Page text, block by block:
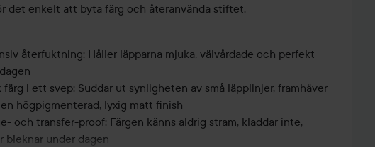
det enkelt att byta färg och återanvända stiftet.
återfuktning: Håller läpparna mjuka, välvårdade och perfekt
färg i ett svep: Suddar ut synligheten av små läpplinjer, framhäver
högpigmenterad, lyxig matt finish
och transfer-proof: Färgen känns aldrig stram, kladdar inte,
bleknar under dagen